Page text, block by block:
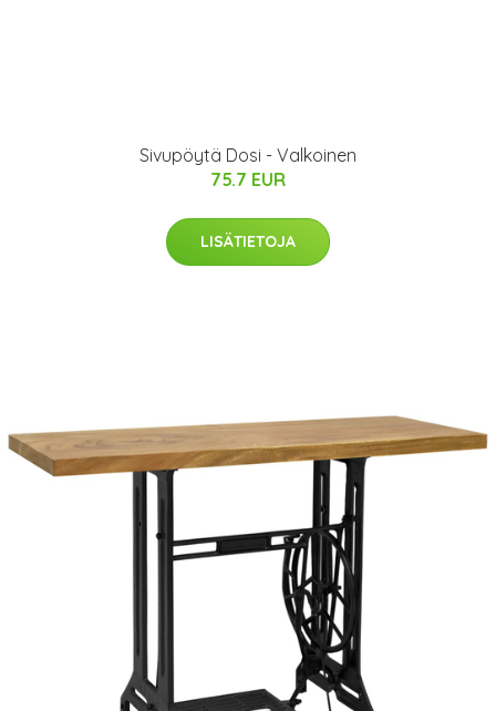
Sivupöytä Dosi - Valkoinen
75.7 EUR
LISÄTIETOJA